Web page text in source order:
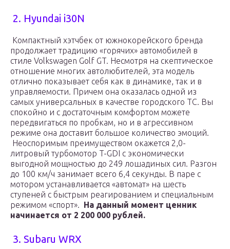
2. Hyundai i30N
Компактный хэтчбек от южнокорейского бренда
продолжает традицию «горячих» автомобилей в
стиле Volkswagen Golf GT. Несмотря на скептическое
отношение многих автолюбителей, эта модель
отлично показывает себя как в динамике, так и в
управляемости. Причем она оказалась одной из
самых универсальных в качестве городского ТС. Вы
спокойно и с достаточным комфортом можете
передвигаться по пробкам, но и в агрессивном
режиме она доставит большое количество эмоций.
Неоспоримым преимуществом окажется 2,0-
литровый турбомотор T-GDI с экономически
выгодной мощностью до 249 лошадиных сил. Разгон
до 100 км/ч занимает всего 6,4 секунды. В паре с
мотором устанавливается «автомат» на шесть
ступеней с быстрым реагированием и специальным
режимом «спорт». На данный момент ценник
начинается от 2 200 000 рублей.
3. Subaru WRX